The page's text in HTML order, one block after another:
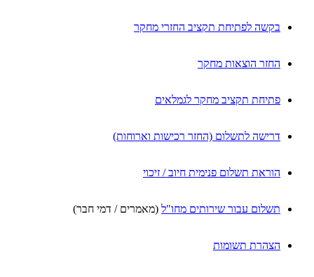
בקשה לפתיחת תקציב החזרי מחקר
החזר הוצאות מחקר
פתיחת תקציב מחקר לגמלאים
דרישה לתשלום (החזר רכישות וארוחות)
הוראת תשלום פנימית חיוב / זיכוי
תשלום עבור שירותים מחו"ל (מאמרים / דמי חבר)
הצהרת תשומות